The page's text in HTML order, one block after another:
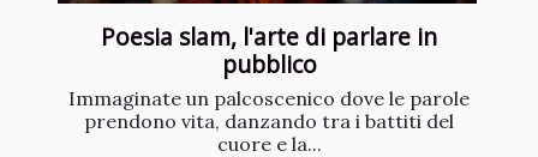
Poesia slam, l'arte di parlare in
pubblico
Immaginate un palcoscenico dove le parole
prendono vita, danzando tra i battiti del
cuore e la...